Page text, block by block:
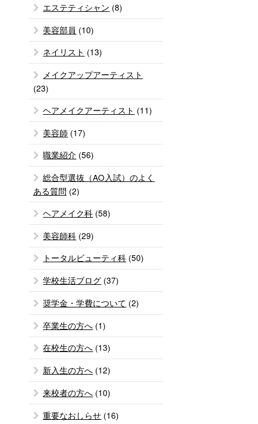
エステティシャン (8)
美容部員 (10)
ネイリスト (13)
メイクアップアーティスト
(23)
ヘアメイクアーティスト (11)
美容師 (17)
職業紹介 (56)
総合型選抜（AO入試）のよく
ある質問 (2)
ヘアメイク科 (58)
美容師科 (29)
トータルビューティ科 (50)
学校生活ブログ (37)
奨学金・学費について (2)
卒業生の方へ (1)
在校生の方へ (13)
新入生の方へ (12)
来校者の方へ (10)
重要なおしらせ (16)